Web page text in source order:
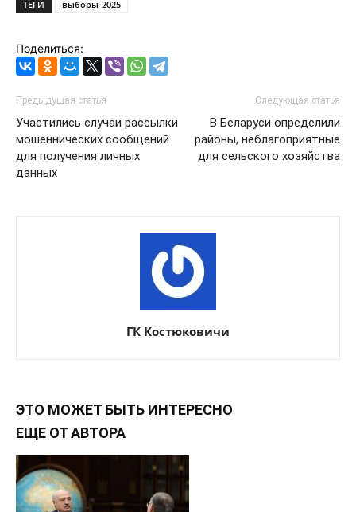
ТЕГИ выборы-2025
Поделиться:
Предыдущая статья
Участились случаи рассылки
мошеннических сообщений
для получения личных
данных
Следующая статья
В Беларуси определили
районы, неблагоприятные
для сельского хозяйства
ГК Костюковичи
ЭТО МОЖЕТ БЫТЬ ИНТЕРЕСНО
ЕЩЕ ОТ АВТОРА